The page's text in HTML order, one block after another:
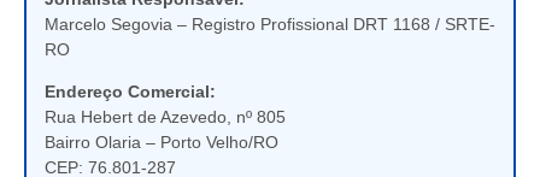
Marcelo Segovia – Registro Profissional DRT 1168 / SRTE-
RO
Endereço Comercial:
Rua Hebert de Azevedo, nº 805
Bairro Olaria – Porto Velho/RO
CEP: 76.801-287